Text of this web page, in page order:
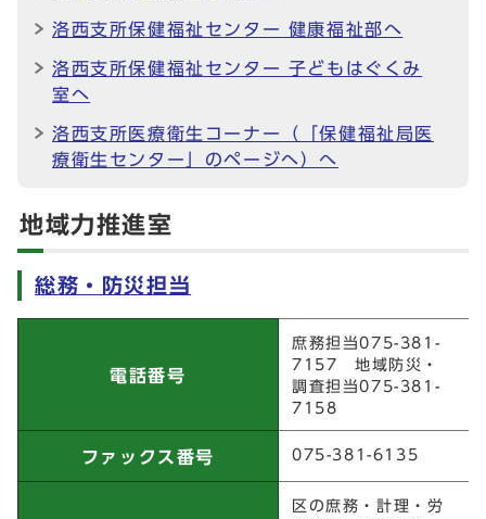
洛西支所保健福祉センター 健康福祉部へ
洛西支所保健福祉センター 子どもはぐくみ
室へ
洛西支所医療衛生コーナー（「保健福祉局医
療衛生センター」のページへ）へ
地域力推進室
総務・防災担当
電話番号
庶務担当075-381-
7157 地域防災・
調査担当075-381-
7158
ファックス番号 075-381-6135
区の庶務・計理・労